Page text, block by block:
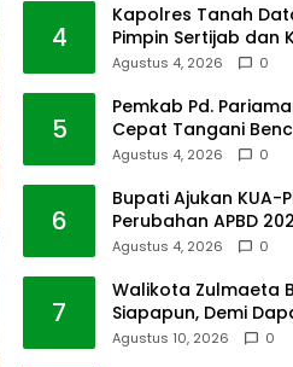
4
Kapolres Tanah
Pimpin Sertijab dan
Pejabat Polres
Agustus 4, 2026 0
5
Pemkab Pd.
Cepat Tangani
Cuaca Ekstrem
Agustus 4, 2026 0
6
Bupati Ajukan KUA-
Perubahan APBD
Pendapatan Pasbar
Agustus 4, 2026 0
7
Walikota Zulmaeta
Siapapun, Demi
Atas Tanah Pasar
Agustus 10, 2026 0